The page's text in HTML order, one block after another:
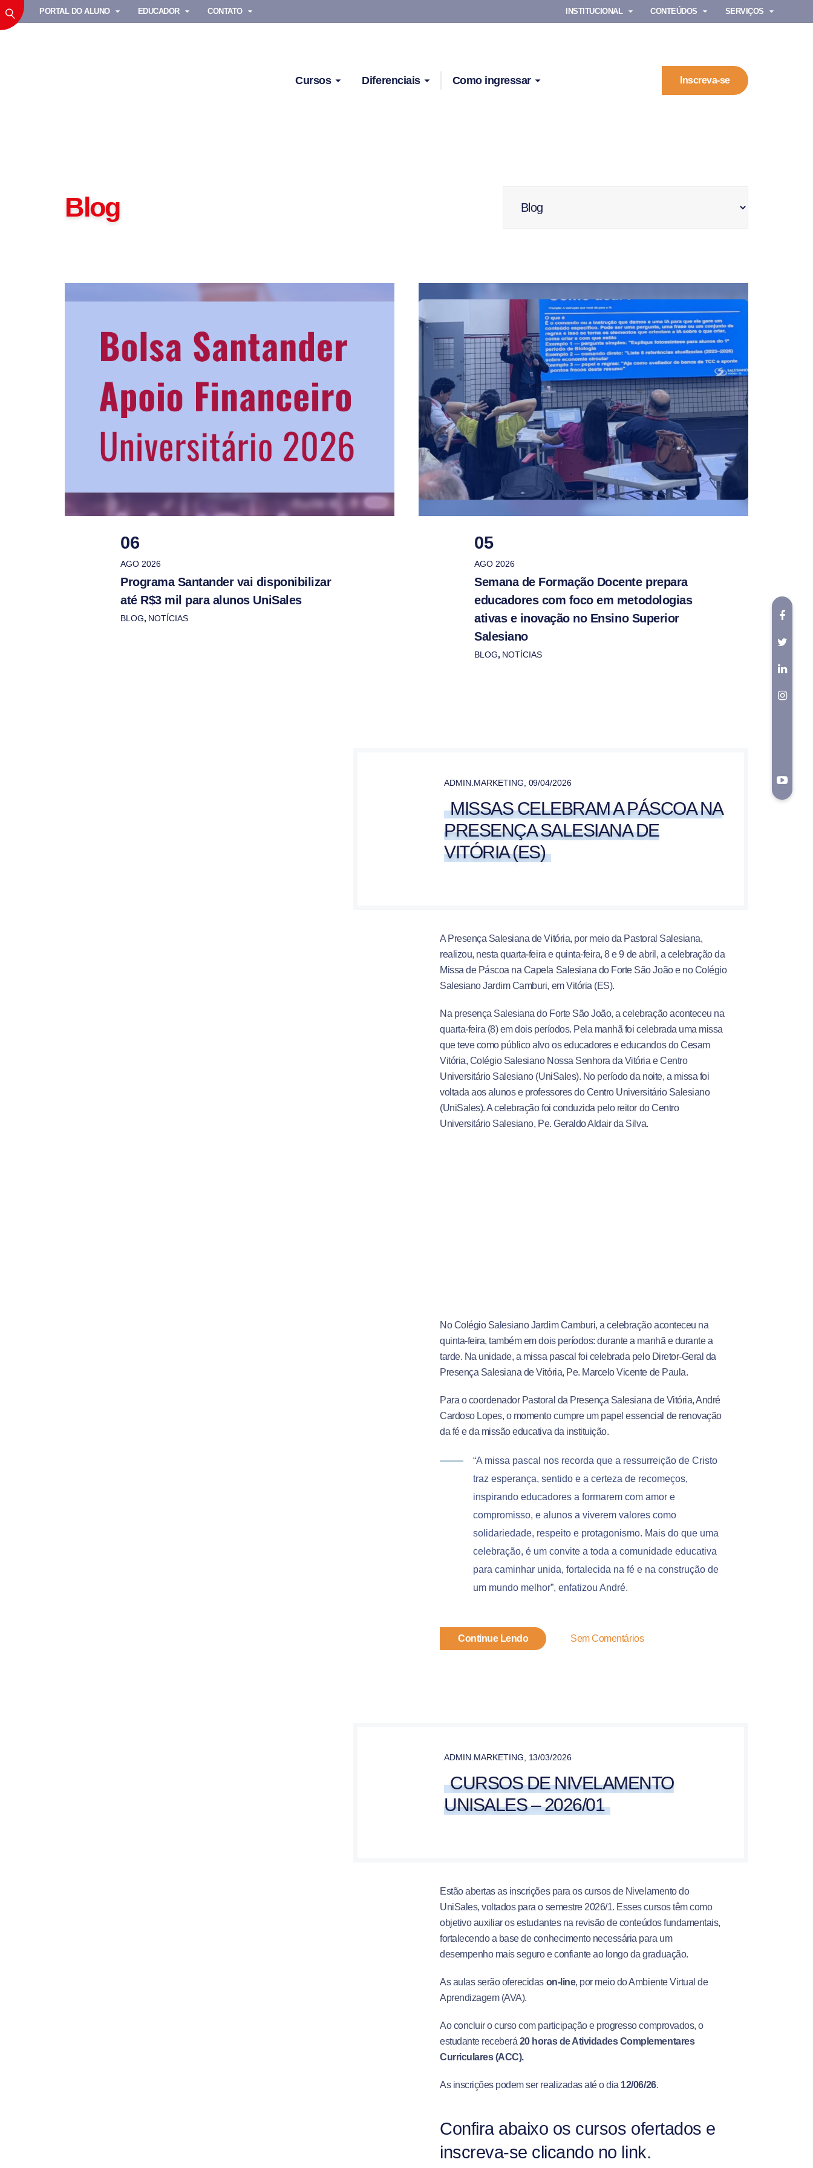
PORTAL DO ALUNO EDUCADOR CONTATO INSTITUCIONAL CONTEÚDOS SERVIÇOS
Cursos Diferenciais Como ingressar Inscreva-se
Blog
06
AGO 2026
Programa Santander vai disponibilizar
até R$3 mil para alunos UniSales
BLOG, NOTÍCIAS
05
AGO 2026
Semana de Formação Docente prepara
educadores com foco em metodologias
ativas e inovação no Ensino Superior
Salesiano
BLOG, NOTÍCIAS
ADMIN.MARKETING 09/04/2026
MISSAS CELEBRAM A PÁSCOA NA
PRESENÇA SALESIANA DE
VITÓRIA (ES)
A Presença Salesiana de Vitória, por meio da Pastoral Salesiana,
realizou, nesta quarta-feira e quinta-feira, 8 e 9 de abril, a celebração da
Missa de Páscoa na Capela Salesiana do Forte São João e no Colégio
Salesiano Jardim Camburi, em Vitória (ES).
Na presença Salesiana do Forte São João, a celebração aconteceu na
quarta-feira (8) em dois períodos. Pela manhã foi celebrada uma missa
que teve como público alvo os educadores e educandos do Cesam
Vitória, Colégio Salesiano Nossa Senhora da Vitória e Centro
Universitário Salesiano (UniSales). No período da noite, a missa foi
voltada aos alunos e professores do Centro Universitário Salesiano
(UniSales). A celebração foi conduzida pelo reitor do Centro
Universitário Salesiano, Pe. Geraldo Aldair da Silva.
No Colégio Salesiano Jardim Camburi, a celebração aconteceu na
quinta-feira, também em dois períodos: durante a manhã e durante a
tarde. Na unidade, a missa pascal foi celebrada pelo Diretor-Geral da
Presença Salesiana de Vitória, Pe. Marcelo Vicente de Paula.
Para o coordenador Pastoral da Presença Salesiana de Vitória, André
Cardoso Lopes, o momento cumpre um papel essencial de renovação
da fé e da missão educativa da instituição.
“A missa pascal nos recorda que a ressurreição de Cristo
traz esperança, sentido e a certeza de recomeços,
inspirando educadores a formarem com amor e
compromisso, e alunos a viverem valores como
solidariedade, respeito e protagonismo. Mais do que uma
celebração, é um convite a toda a comunidade educativa
para caminhar unida, fortalecida na fé e na construção de
um mundo melhor”, enfatizou André.
Continue Lendo Sem Comentários
ADMIN.MARKETING 13/03/2026
CURSOS DE NIVELAMENTO
UNISALES – 2026/01
Estão abertas as inscrições para os cursos de Nivelamento do
UniSales, voltados para o semestre 2026/1. Esses cursos têm como
objetivo auxiliar os estudantes na revisão de conteúdos fundamentais,
fortalecendo a base de conhecimento necessária para um
desempenho mais seguro e confiante ao longo da graduação.
As aulas serão oferecidas on-line, por meio do Ambiente Virtual de
Aprendizagem (AVA).
Ao concluir o curso com participação e progresso comprovados, o
estudante receberá 20 horas de Atividades Complementares
Curriculares (ACC).
As inscrições podem ser realizadas até o dia 12/06/26.
Confira abaixo os cursos ofertados e
inscreva-se clicando no link.